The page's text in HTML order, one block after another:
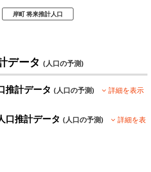
岸町 将来推計人口
データ (人口の予測)
推計データ(人口の予測)
詳細を表示
口推計データ(人口の予測)
詳細を表